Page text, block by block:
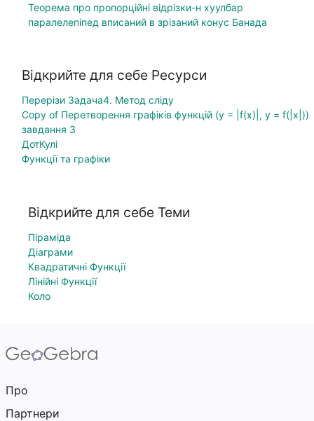
Теорема про пропорційні відрізки-н хуулбар
паралелепіпед вписаний в зрізаний конус Банада
Відкрийте для себе Ресурси
Перерізи Задача4. Метод сліду
Copy of Перетворення графіків функцій (y = |f(x)|, y = f(|x|))
завдання 3
ДотКулі
Функції та графіки
Відкрийте для себе Теми
Піраміда
Діаграми
Квадратичні Функції
Лінійні Функції
Коло
Про
Партнери